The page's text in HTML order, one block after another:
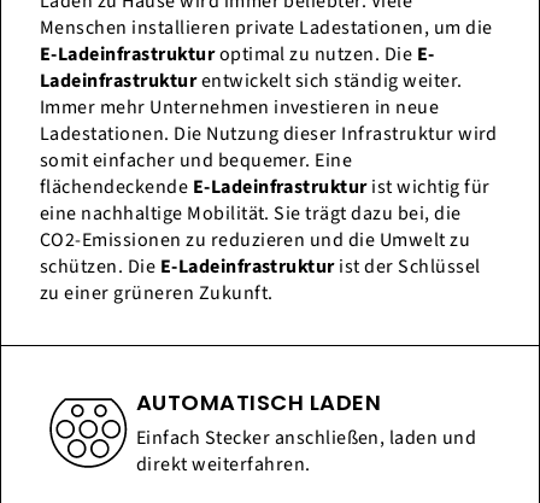
Menschen installieren private Ladestationen, um die
E-Ladeinfrastrukturoptimal zu nutzen. Die E-
Ladeinfrastrukturentwickelt sich ständig weiter.
Immer mehr Unternehmen investieren in neue
Ladestationen. Die Nutzung dieser Infrastruktur wird
somit einfacher und bequemer. Eine
flächendeckende E-Ladeinfrastrukturist wichtig für
eine nachhaltige Mobilität. Sie trägt dazu bei, die
CO2-Emissionen zu reduzieren und die Umwelt zu
schützen. Die E-Ladeinfrastrukturist der Schlüssel
zu einer grüneren Zukunft.
AUTOMATISCH LADEN
Einfach Stecker anschließen, laden und
direkt weiterfahren.